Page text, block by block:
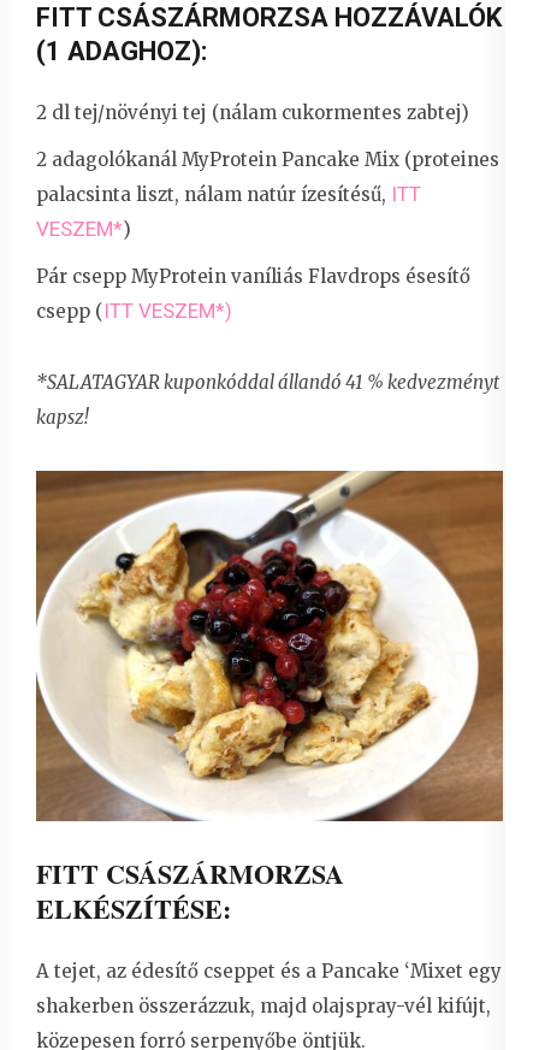
FITT CSÁSZÁRMORZSA HOZZÁVALÓK
(1 ADAGHOZ):
2 dl tej/növényi tej (nálam cukormentes zabtej)
2 adagolókanál MyProtein Pancake Mix (proteines
palacsinta liszt, nálam natúr ízesítésű, ITT
VESZEM*)
Pár csepp MyProtein vaníliás Flavdrops ésesítő
csepp (ITT VESZEM*)
*SALATAGYAR kuponkóddal állandó 41 % kedvezményt
kapsz!
FITT CSÁSZÁRMORZSA
ELKÉSZÍTÉSE:
A tejet, az édesítő cseppet és a Pancake ‘Mixet egy
shakerben összerázzuk, majd olajspray-vél kifújt,
közepesen forró serpenyőbe öntjük.